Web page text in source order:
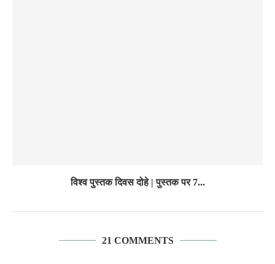
विश्व पुस्तक दिवस दोहे | पुस्तक पर 7...
21 COMMENTS